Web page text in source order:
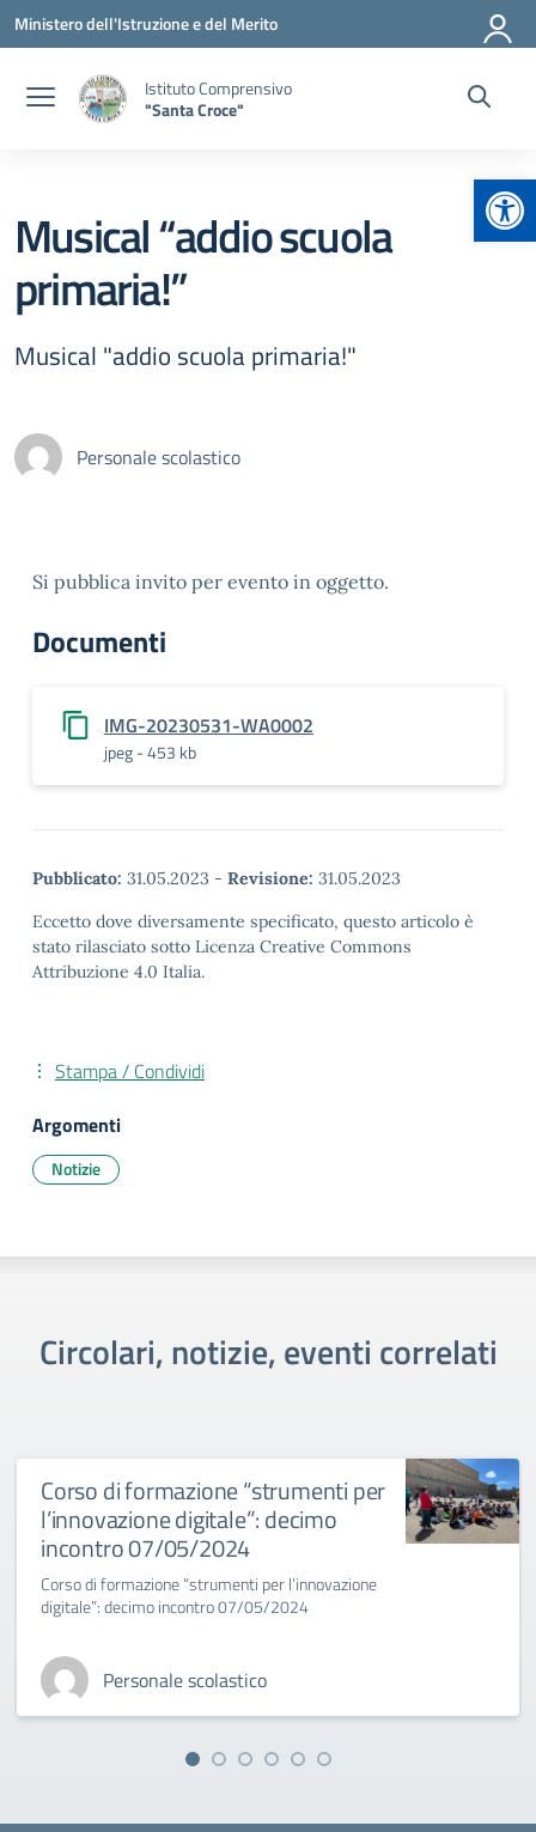
Vai ai contenuti
Vai al menu di navigazione
Vai al footer
Ministero dell'Istruzione e del Merito
Istituto Comprensivo
"Santa Croce"
Musical “addio scuola
primaria!”
Musical "addio scuola primaria!"
Personale scolastico
Si pubblica invito per evento in oggetto.
Documenti
IMG-20230531-WA0002
jpeg - 453 kb
Pubblicato: 31.05.2023 - Revisione: 31.05.2023
Eccetto dove diversamente specificato, questo articolo è
stato rilasciato sotto Licenza Creative Commons
Attribuzione 4.0 Italia.
Stampa / Condividi
Argomenti
Notizie
Circolari, notizie, eventi correlati
Corso di formazione “strumenti per
l’innovazione digitale”: decimo
incontro 07/05/2024
Corso di formazione “strumenti per l’innovazione
digitale”: decimo incontro 07/05/2024
Personale scolastico